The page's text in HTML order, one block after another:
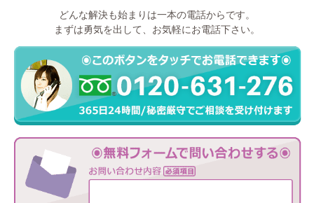
どんな解決も始まりは一本の電話からです。
まずは勇気を出して、お気軽にお電話下さい。